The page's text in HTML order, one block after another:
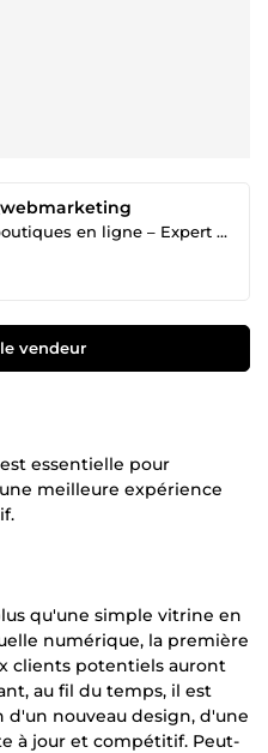
Créateur de sites & boutiques en ligne – Expert Webmarketing & Publicité Facebook/Google
vendeur
essentielle pour
meilleure expérience
qu'une simple vitrine en
numérique, la première
clients potentiels auront
au fil du temps, il est
nouveau design, d'une
à jour et compétitif. Peut-